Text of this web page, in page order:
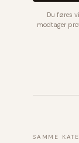
Du føres
modtager
SAMME